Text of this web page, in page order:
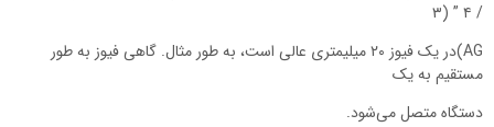
AG)در یک فیوز ۲۰ میلیمتری عالی است، به طور مثال. گاهی فیوز به طور
به یک
متصل می‌شود.